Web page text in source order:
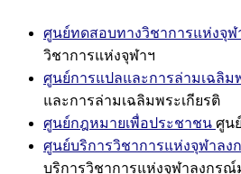
ศูนย์ทดสอบทางวิชาการแห่งจุฬ
วิชาการแห่งจุฬาฯ
ศูนย์การแปลและการล่ามเฉลิม
และการล่ามเฉลิมพระเกียรติ
ศูนย์กฎหมายเพื่อประชาชน ศูน
ศูนย์บริการวิชาการแห่งจุฬาล
บริการวิชาการแห่งจุฬาลงกรณ์